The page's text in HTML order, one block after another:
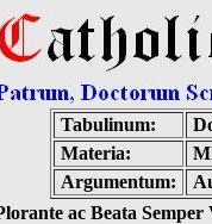
Tabulinum:
Materia:
Argumentum:
ac Beata